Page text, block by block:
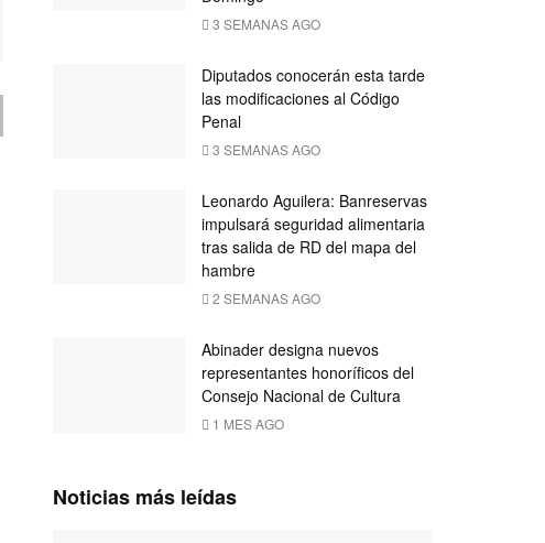
3 SEMANAS AGO
Diputados conocerán esta tarde
las modificaciones al Código
Penal
3 SEMANAS AGO
Leonardo Aguilera: Banreservas
impulsará seguridad alimentaria
tras salida de RD del mapa del
hambre
2 SEMANAS AGO
Abinader designa nuevos
representantes honoríficos del
Consejo Nacional de Cultura
1 MES AGO
Noticias más leídas